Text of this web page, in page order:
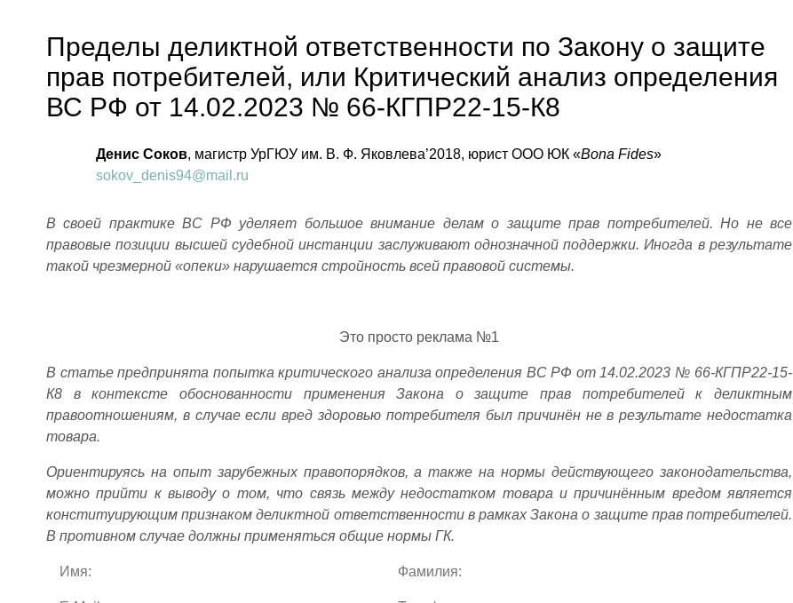
Пределы деликтной ответственности по Закону о защите
прав потребителей, или Критический анализ определения
ВС РФ от 14.02.2023 № 66-КГПР22-15-К8
Денис Соков, магистр УрГЮУ им. В. Ф. Яковлева’2018, юрист ООО ЮК «Bona Fides»
sokov_denis94@mail.ru
В своей практике ВС РФ уделяет большое внимание делам о защите прав потребителей. Но не все
правовые позиции высшей судебной инстанции заслуживают однозначной поддержки. Иногда в результате
такой чрезмерной «опеки» нарушается стройность всей правовой системы.
Это просто реклама №1
В статье предпринята попытка критического анализа определения ВС РФ от 14.02.2023 № 66-КГПР22-15-
К8 в контексте обоснованности применения Закона о защите прав потребителей к деликтным
правоотношениям, в случае если вред здоровью потребителя был причинён не в результате недостатка
товара.
Ориентируясь на опыт зарубежных правопорядков, а также на нормы действующего законодательства,
можно прийти к выводу о том, что связь между недостатком товара и причинённым вредом является
конституирующим признаком деликтной ответственности в рамках Закона о защите прав потребителей.
В противном случае должны применяться общие нормы ГК.